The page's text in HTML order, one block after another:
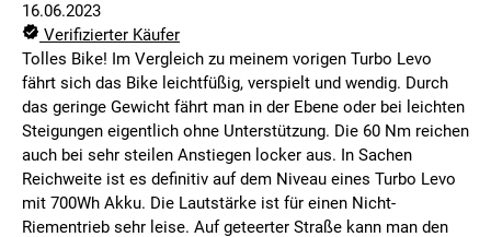
16.06.2023
Verifizierter Käufer
Tolles Bike! Im Vergleich zu meinem vorigen Turbo Levo
fährt sich das Bike leichtfüßig, verspielt und wendig. Durch
das geringe Gewicht fährt man in der Ebene oder bei leichten
Steigungen eigentlich ohne Unterstützung. Die 60 Nm reichen
auch bei sehr steilen Anstiegen locker aus. In Sachen
Reichweite ist es definitiv auf dem Niveau eines Turbo Levo
mit 700Wh Akku. Die Lautstärke ist für einen Nicht-
Riementrieb sehr leise. Auf geteerter Straße kann man den